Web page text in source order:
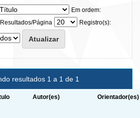
Em ordem:
Resultados/Página
Registro(s):
resultados 1 a 1 de 1
Autor(es) Orientador(es)